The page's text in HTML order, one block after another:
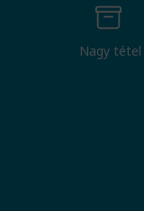
Nagy tétel